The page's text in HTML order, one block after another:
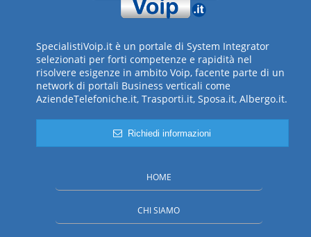
SpecialistiVoip.it è un portale di System Integrator
selezionati per forti competenze e rapidità nel
risolvere esigenze in ambito Voip, facente parte di un
network di portali Business verticali come
AziendeTelefoniche.it, Trasporti.it, Sposa.it, Albergo.it.
Richiedi informazioni
HOME
CHI SIAMO